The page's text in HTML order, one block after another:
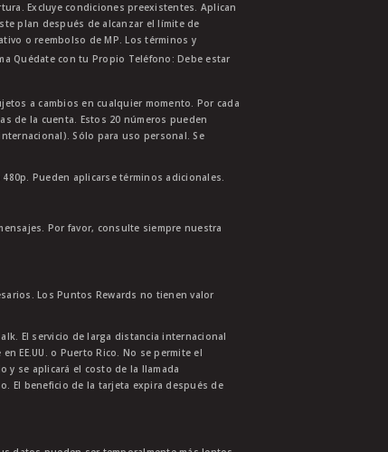
Excluye condiciones preexistentes. Aplican
plan después de alcanzar el límite de
o reembolso de MP. Los términos y
Quédate con tu Propio Teléfono: Debe estar
a cambios en cualquier momento. Por cada
de la cuenta. Estos 20 números pueden
Sólo para uso personal. Se
Pueden aplicarse términos adicionales.
Por favor, consulte siempre nuestra
Los Puntos Rewards no tienen valor
El servicio de larga distancia internacional
EE.UU. o Puerto Rico. No se permite el
y se aplicará el costo de la llamada
El beneficio de la tarjeta expira después de